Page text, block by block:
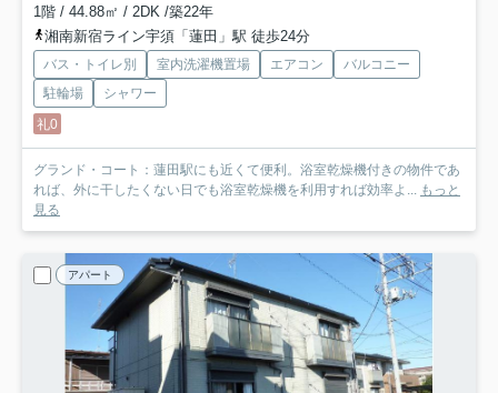
1階 / 44.88㎡ / 2DK /築22年
湘南新宿ライン宇須「蓮田」駅 徒歩24分
バス・トイレ別 室内洗濯機置場 エアコン
バルコニー
駐輪場
シャワー
礼0
グランド・コート：蓮田駅にも近くて便利。浴室乾燥機付きの物件であ
れば、外に干したくない日でも浴室乾燥機を利用すれば効率よ...
もっと
見る
アパート